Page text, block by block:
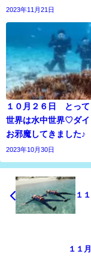
2023年11月21日
１０月２６日 とって
世界は水中世界♡ダイ
お邪魔してきました♪
2023年10月30日
１
１１